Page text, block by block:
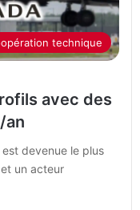
technique
avec des
an
devenue le plus
un acteur